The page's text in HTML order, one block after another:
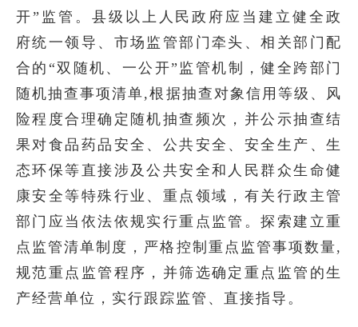
开”监管。县级以上人民政府应当建立健全政
府统一领导、市场监管部门牵头、相关部门配
合的“双随机、一公开”监管机制，健全跨部门
随机抽查事项清单,根据抽查对象信用等级、风
险程度合理确定随机抽查频次，并公示抽查结
果对食品药品安全、公共安全、安全生产、生
态环保等直接涉及公共安全和人民群众生命健
康安全等特殊行业、重点领域，有关行政主管
部门应当依法依规实行重点监管。探索建立重
点监管清单制度，严格控制重点监管事项数量,
规范重点监管程序，并筛选确定重点监管的生
产经营单位，实行跟踪监管、直接指导。